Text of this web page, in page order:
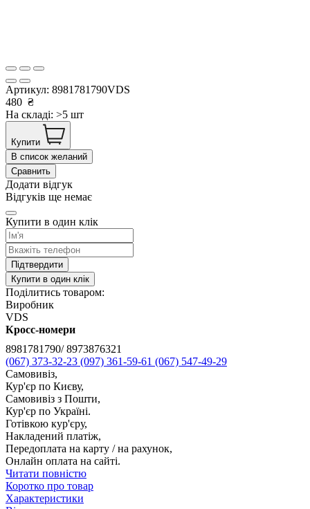
Артикул: 8981781790VDS
480 ₴
На складі: >5 шт
Купити
В список желаний
Сравнить
Додати відгук
Відгуків ще немає
Купити в один клік
Підтвердити
Купити в один клік
Поділитись товаром:
Виробник
VDS
Кросс-номери
8981781790/ 8973876321
(067) 373-32-23 (097) 361-59-61 (067) 547-49-29
Самовивіз,
Кур'єр по Києву,
Самовивіз з Пошти,
Кур'єр по Україні.
Готівкою кур'єру,
Накладений платіж,
Передоплата на карту / на рахунок,
Онлайн оплата на сайті.
Читати повністю
Коротко про товар
Характеристики